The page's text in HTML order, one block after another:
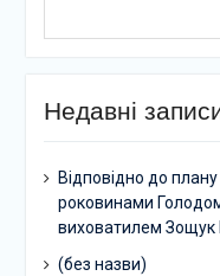
Недавні
Відповідно до
роковинами
виховатилем Зощук
(без назви)